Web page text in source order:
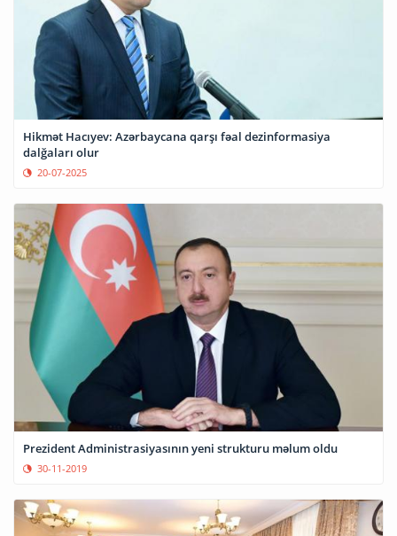
Hikmət Hacıyev: Azərbaycana qarşı fəal dezinformasiya
dalğaları olur
20-07-2025
Prezident Administrasiyasının yeni strukturu məlum oldu
30-11-2019